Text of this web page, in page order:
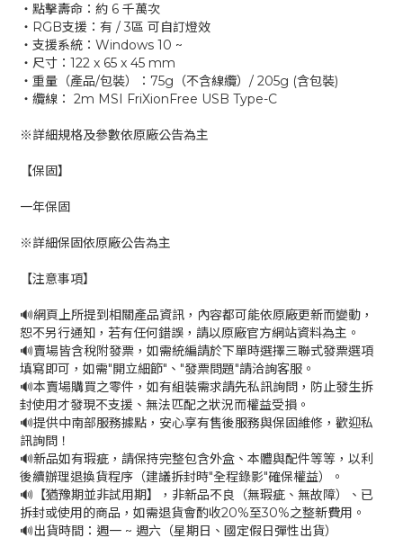
‧點擊壽命：約 6 千萬次
‧RGB支援：有 / 3區 可自訂燈效
‧支援系統：Windows 10 ~
‧尺寸：122 x 65 x 45 mm
‧重量（產品/包裝）：75g（不含線纜）/ 205g (含包裝)
‧纜線： 2m MSI FriXionFree USB Type-C
※詳細規格及參數依原廠公告為主
【保固】
一年保固
※詳細保固依原廠公告為主
【注意事項】
🔊網頁上所提到相關產品資訊，內容都可能依原廠更新而變動，
恕不另行通知，若有任何錯誤，請以原廠官方網站資料為主。
🔊賣場皆含稅附發票，如需統編請於下單時選擇三聯式發票選項
填寫即可，如需"開立細節"、"發票問題"請洽詢客服。
🔊本賣場購買之零件，如有組裝需求請先私訊詢問，防止發生拆
封使用才發現不支援、無法匹配之狀況而權益受損。
🔊提供中南部服務據點，安心享有售後服務與保固維修，歡迎私
訊詢問！
🔊新品如有瑕疵，請保持完整包含外盒、本體與配件等等，以利
後續辦理退換貨程序（建議拆封時"全程錄影"確保權益）。
🔊【猶豫期並非試用期】，非新品不良（無瑕疵、無故障）、已
拆封或使用的商品，如需退貨會酌收20%至30%之整新費用。
🔊出貨時間：週一 ~ 週六（星期日、國定假日彈性出貨）